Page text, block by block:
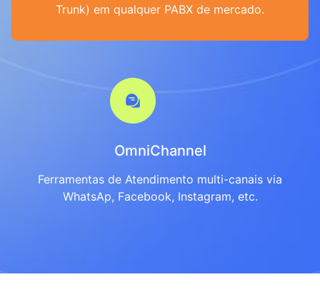
Trunk) em qualquer PABX de mercado.
OmniChannel
Ferramentas de Atendimento multi-canais via
WhatsAp, Facebook, Instagram, etc.